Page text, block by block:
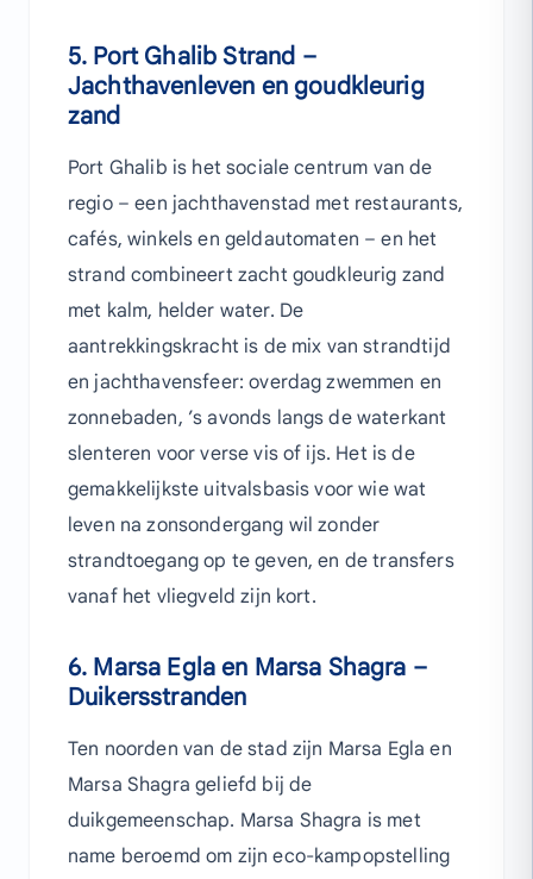
5. Port Ghalib Strand –
Jachthavenleven en goudkleurig
zand
Port Ghalib is het sociale centrum van de
regio – een jachthavenstad met restaurants,
cafés, winkels en geldautomaten – en het
strand combineert zacht goudkleurig zand
met kalm, helder water. De
aantrekkingskracht is de mix van strandtijd
en jachthavensfeer: overdag zwemmen en
zonnebaden, ’s avonds langs de waterkant
slenteren voor verse vis of ijs. Het is de
gemakkelijkste uitvalsbasis voor wie wat
leven na zonsondergang wil zonder
strandtoegang op te geven, en de transfers
vanaf het vliegveld zijn kort.
6. Marsa Egla en Marsa Shagra –
Duikersstranden
Ten noorden van de stad zijn Marsa Egla en
Marsa Shagra geliefd bij de
duikgemeenschap. Marsa Shagra is met
name beroemd om zijn eco-kampopstelling